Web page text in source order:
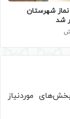
نماز شهرستان
شد
بخش‌های موردنیاز